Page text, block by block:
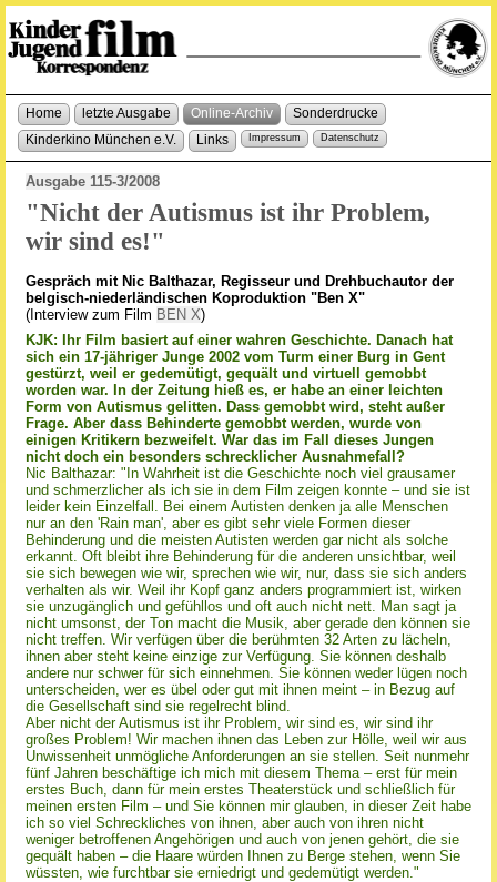
Home letzte Ausgabe Online-Archiv
Sonderdrucke
Kinderkino München e.V.
Links Impressum Datenschutz
Ausgabe 115-3/2008
"Nicht der Autismus ist ihr Problem,
wir sind es!"
Gespräch mit Nic Balthazar, Regisseur und Drehbuchautor der
belgisch-niederländischen Koproduktion "Ben X"
(Interview zum Film BEN X)
KJK: Ihr Film basiert auf einer wahren Geschichte. Danach hat
sich ein 17-jähriger Junge 2002 vom Turm einer Burg in Gent
gestürzt, weil er gedemütigt, gequält und virtuell gemobbt
worden war. In der Zeitung hieß es, er habe an einer leichten
Form von Autismus gelitten. Dass gemobbt wird, steht außer
Frage. Aber dass Behinderte gemobbt werden, wurde von
einigen Kritikern bezweifelt. War das im Fall dieses Jungen
nicht doch ein besonders schrecklicher Ausnahmefall?
Nic Balthazar: "In Wahrheit ist die Geschichte noch viel grausamer
und schmerzlicher als ich sie in dem Film zeigen konnte – und sie ist
leider kein Einzelfall. Bei einem Autisten denken ja alle Menschen
nur an den 'Rain man', aber es gibt sehr viele Formen dieser
Behinderung und die meisten Autisten werden gar nicht als solche
erkannt. Oft bleibt ihre Behinderung für die anderen unsichtbar, weil
sie sich bewegen wie wir, sprechen wie wir, nur, dass sie sich anders
verhalten als wir. Weil ihr Kopf ganz anders programmiert ist, wirken
sie unzugänglich und gefühllos und oft auch nicht nett. Man sagt ja
nicht umsonst, der Ton macht die Musik, aber gerade den können sie
nicht treffen. Wir verfügen über die berühmten 32 Arten zu lächeln,
ihnen aber steht keine einzige zur Verfügung. Sie können deshalb
andere nur schwer für sich einnehmen. Sie können weder lügen noch
unterscheiden, wer es übel oder gut mit ihnen meint – in Bezug auf
die Gesellschaft sind sie regelrecht blind.
Aber nicht der Autismus ist ihr Problem, wir sind es, wir sind ihr
großes Problem! Wir machen ihnen das Leben zur Hölle, weil wir aus
Unwissenheit unmögliche Anforderungen an sie stellen. Seit nunmehr
fünf Jahren beschäftige ich mich mit diesem Thema – erst für mein
erstes Buch, dann für mein erstes Theaterstück und schließlich für
meinen ersten Film – und Sie können mir glauben, in dieser Zeit habe
ich so viel Schreckliches von ihnen, aber auch von ihren nicht
weniger betroffenen Angehörigen und auch von jenen gehört, die sie
gequält haben – die Haare würden Ihnen zu Berge stehen, wenn Sie
wüssten, wie furchtbar sie erniedrigt und gedemütigt werden."